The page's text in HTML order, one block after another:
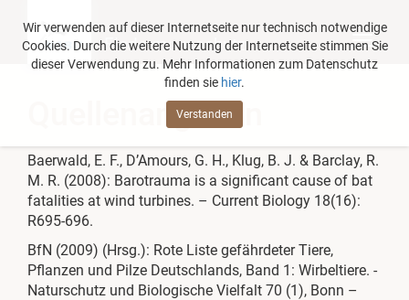
Wir verwenden auf dieser Internetseite nur technisch notwendige
Cookies. Durch die weitere Nutzung der Internetseite stimmen Sie
dieser Verwendung zu. Mehr Informationen zum Datenschutz
finden sie hier.
Verstanden
Fledermausschutz
Quellenangaben
Baerwald, E. F., D’Amours, G. H., Klug, B. J. & Barclay, R.
M. R. (2008): Barotrauma is a significant cause of bat
fatalities at wind turbines. – Current Biology 18(16):
R695-696.
BfN (2009) (Hrsg.): Rote Liste gefährdeter Tiere,
Pflanzen und Pilze Deutschlands, Band 1: Wirbeltiere. -
Naturschutz und Biologische Vielfalt 70 (1), Bonn –